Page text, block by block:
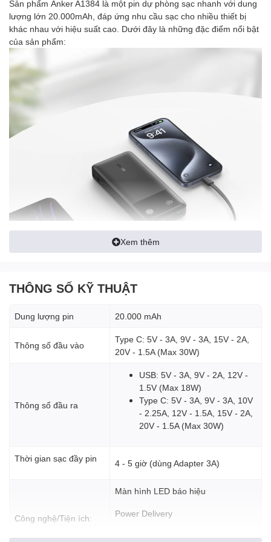
Sản phẩm Anker A1384 là một pin dự phòng sạc nhanh với dung
lượng lớn 20.000mAh, đáp ứng nhu cầu sạc cho nhiều thiết bị
khác nhau với hiệu suất cao. Dưới đây là những đặc điểm nổi bật
của sản phẩm:
Dung lượng lớn
: Với dung lượng 20.000mAh, Anker A1384 cung
Galaxy S23, và 1,5 lần cho iPad Pro 12,9″ (2021), giúp bạn yên
tâm sử dụng thiết bị trong thời gian dài mà không lo hết pin.
Xem thêm
THÔNG SỐ KỸ THUẬT
Dung lượng pin 20.000 mAh
Thông số đầu vào
Type C: 5V - 3A, 9V - 3A, 15V - 2A,
20V - 1.5A (Max 30W)
Thông số đầu ra
USB: 5V - 3A, 9V - 2A, 12V -
1.5V (Max 18W)
Type C: 5V - 3A, 9V - 3A, 10V
- 2.25A, 12V - 1.5A, 15V - 2A,
20V - 1.5A (Max 30W)
Thời gian sạc đầy pin 4 - 5 giờ (dùng Adapter 3A)
Công nghệ/Tiện ích:
Màn hình LED báo hiệu
Power Delivery
Quick Charge 3.0